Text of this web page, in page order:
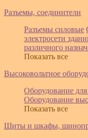
Разъемы, соединители
Разъемы силовые
электросети
различного
Показать все
Высоковольтное
Оборудование
Оборудование
Показать все
Щиты и шкафы,